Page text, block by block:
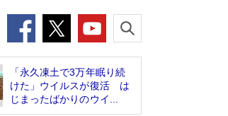
「永久凍土で3万年眠り続
けた」ウイルスが復活 は
じまったばかりのウイ...